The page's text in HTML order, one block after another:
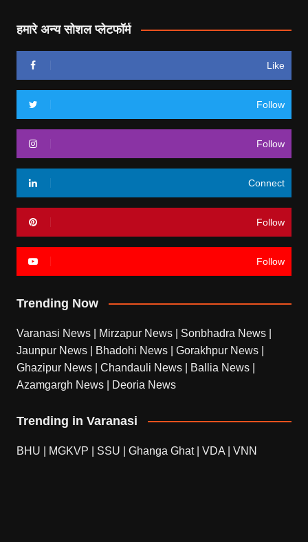
हमारे अन्य सोशल प्लेटफॉर्म
Like
Follow
Follow
Connect
Follow
Follow
Trending Now
Varanasi News Mirzapur News Sonbhadra News
Jaunpur News
Bhadohi News Gorakhpur News
Ghazipur News
Chandauli News Ballia News
Azamgargh News
Deoria News
Trending in Varanasi
BHU MGKVP SSU Ghanga Ghat| VDA VNN